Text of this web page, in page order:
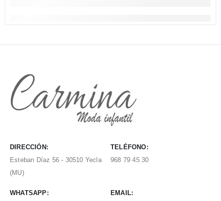
DIRECCIÓN:
Esteban Díaz 56 - 30510 Yecla
(MU)
TELÉFONO:
968 79 45 30
WHATSAPP:
EMAIL: